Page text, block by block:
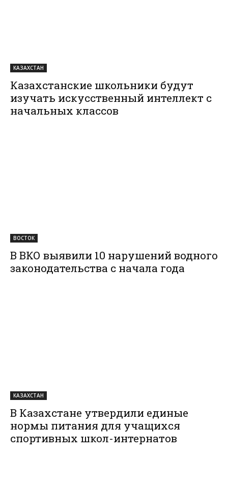
КАЗАХСТАН
Казахстанские школьники будут
изучать искусственный интеллект с
начальных классов
ВОСТОК
В ВКО выявили 10 нарушений водного
законодательства с начала года
КАЗАХСТАН
В Казахстане утвердили единые
нормы питания для учащихся
спортивных школ-интернатов